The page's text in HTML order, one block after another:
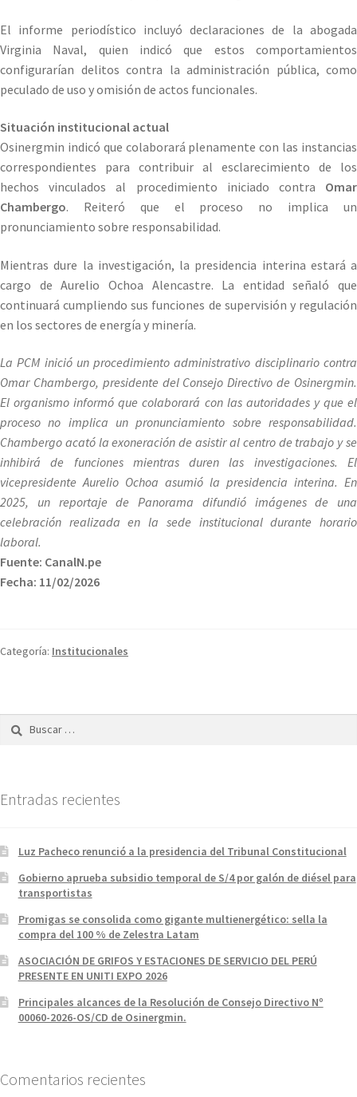
El informe periodístico incluyó declaraciones de la abogada
Virginia Naval, quien indicó que estos comportamientos
configurarían delitos contra la administración pública, como
peculado de uso y omisión de actos funcionales.
Situación institucional actual
Osinergmin indicó que colaborará plenamente con las instancias
correspondientes para contribuir al esclarecimiento de los
hechos vinculados al procedimiento iniciado contra Omar
Chambergo. Reiteró que el proceso no implica un
pronunciamiento sobre responsabilidad.
Mientras dure la investigación, la presidencia interina estará a
cargo de Aurelio Ochoa Alencastre. La entidad señaló que
continuará cumpliendo sus funciones de supervisión y regulación
en los sectores de energía y minería.
La PCM inició un procedimiento administrativo disciplinario contra
Omar Chambergo, presidente del Consejo Directivo de Osinergmin.
El organismo informó que colaborará con las autoridades y que el
proceso no implica un pronunciamiento sobre responsabilidad.
Chambergo acató la exoneración de asistir al centro de trabajo y se
inhibirá de funciones mientras duren las investigaciones. El
vicepresidente Aurelio Ochoa asumió la presidencia interina. En
2025, un reportaje de Panorama difundió imágenes de una
celebración realizada en la sede institucional durante horario
laboral.
Fuente: CanalN.pe
Fecha: 11/02/2026
Categoría: Institucionales
Entradas recientes
Luz Pacheco renunció a la presidencia del Tribunal Constitucional
Gobierno aprueba subsidio temporal de S/4 por galón de diésel para
transportistas
Promigas se consolida como gigante multienergético: sella la
compra del 100 % de Zelestra Latam
ASOCIACIÓN DE GRIFOS Y ESTACIONES DE SERVICIO DEL PERÚ
PRESENTE EN UNITI EXPO 2026
Principales alcances de la Resolución de Consejo Directivo Nº
00060-2026-OS/CD de Osinergmin.
Comentarios recientes